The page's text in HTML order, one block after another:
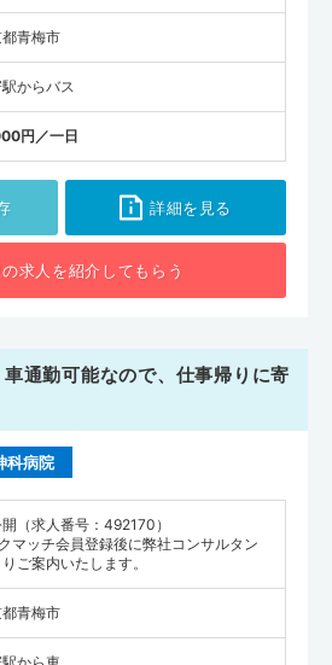
青梅市
からバス
円／一日
詳細を見る
求人を紹介してもらう
通勤可能なので、仕事帰りに寄
科病院
（求人番号：492170）
マッチ会員登録後に弊社コンサルタン
りご案内いたします。
青梅市